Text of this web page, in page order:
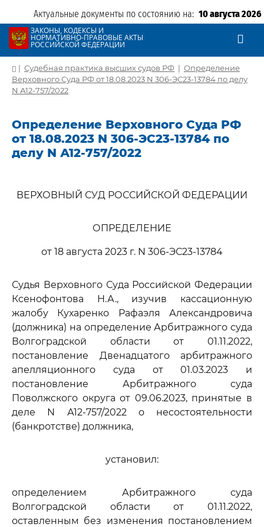
Актуальные документы по состоянию на: 10 августа 2026
ЗАКОНЫ, КОДЕКСЫ И
НОРМАТИВНО-ПРАВОВЫЕ АКТЫ
РОССИЙСКОЙ ФЕДЕРАЦИИ
| Судебная практика высших судов РФ | Определение
Верховного Суда РФ от 18.08.2023 N 306-ЭС23-13784 по делу
N А12-757/2022
Определение Верховного Суда РФ
от 18.08.2023 N 306-ЭС23-13784 по
делу N А12-757/2022
ВЕРХОВНЫЙ СУД РОССИЙСКОЙ ФЕДЕРАЦИИ
ОПРЕДЕЛЕНИЕ
от 18 августа 2023 г. N 306-ЭС23-13784
Судья Верховного Суда Российской Федерации
Ксенофонтова Н.А., изучив кассационную
жалобу Кухаренко Рафаэля Александровича
(должника) на определение Арбитражного суда
Волгоградской области от 01.11.2022,
постановление Двенадцатого арбитражного
апелляционного суда от 01.03.2023 и
постановление Арбитражного суда
Поволжского округа от 09.06.2023, принятые в
деле N А12-757/2022 о несостоятельности
(банкротстве) должника,
установил:
определением Арбитражного суда
Волгоградской области от 01.11.2022,
оставленным без изменения постановлением